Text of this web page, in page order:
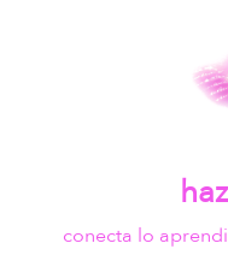
conecta lo